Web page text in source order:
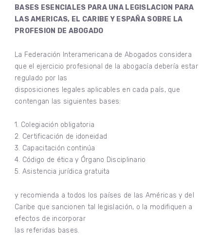
BASES ESENCIALES PARA UNA LEGISLACION PARA
LAS AMERICAS, EL CARIBE Y ESPAÑA SOBRE LA
PROFESION DE ABOGADO
La Federación Interamericana de Abogados considera
que el ejercicio profesional de la abogacía debería estar
regulado por las
disposiciones legales aplicables en cada país, que
contengan las siguientes bases:
1. Colegiación obligatoria
2. Certificación de idoneidad
3. Capacitación continúa
4. Código de ética y Órgano Disciplinario
5. Asistencia jurídica gratuita
y recomienda a todos los países de las Américas y del
Caribe que sancionen tal legislación, o la modifiquen a
efectos de incorporar
las referidas bases.